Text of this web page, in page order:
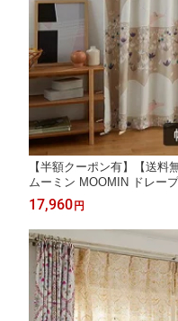
【半額クーポン有】【送料
ムーミン MOOMIN ドレー
DER デニムボーダー 日本
工北欧 おしゃれ
17,960 円